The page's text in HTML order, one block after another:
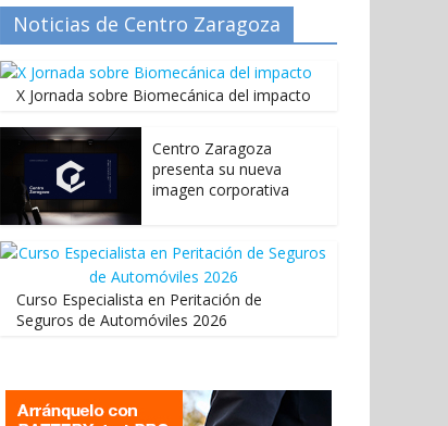
Noticias de Centro Zaragoza
X Jornada sobre Biomecánica del impacto
Centro Zaragoza
presenta su nueva
imagen corporativa
Curso Especialista en Peritación de
Seguros de Automóviles 2026